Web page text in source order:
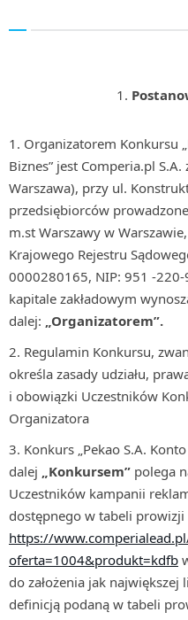
Organizatorem Konkursu
Biznes” jest Comperia.pl
Warszawa), przy ul.
przedsiębiorców
m.st Warszawy w
Krajowego Rejestru
0000280165, NIP: 951 -220-
kapitale zakładowym
dalej: „Organizatorem”.
Regulamin Konkursu,
określa zasady udziału,
i obowiązki Uczestników
Organizatora
Konkurs „Pekao S.A.
dalej „Konkursem” polega
Uczestników kampanii
dostępnego w tabeli prowizji
https://
oferta=1004&produkt=kdfb
do założenia jak
definicją podaną w tabeli